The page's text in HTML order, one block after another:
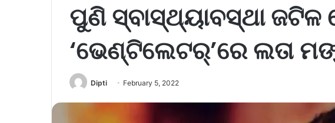
ପୁଣି ସ୍ବାସ୍ଥ୍ୟାବସ୍ଥା ଜଟିଳ
‘ଭେଣ୍ଟିଲେଟର୍‌’ରେ ଲତା
Dipti February 5, 2022